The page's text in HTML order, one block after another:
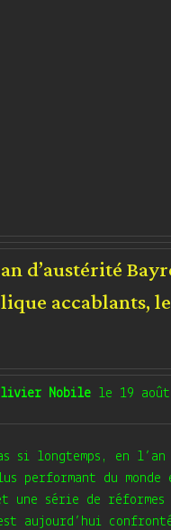
d’austérité
accablants,
Nobile le 19
si longtemps, en l’an
performant du
une série de
aujourd’hui